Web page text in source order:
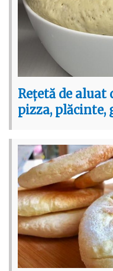
Rețetă de aluat
pizza, plăcinte,